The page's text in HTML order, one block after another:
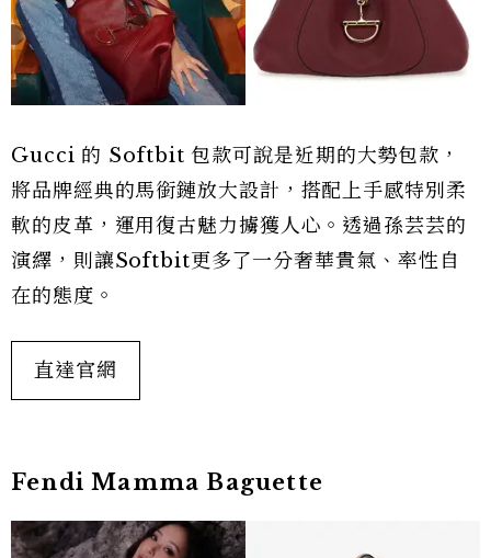
Gucci 的 Softbit 包款可說是近期的大勢包款，
將品牌經典的馬銜鏈放大設計，搭配上手感特別柔
軟的皮革，運用復古魅力擄獲人心。透過孫芸芸的
演繹，則讓Softbit更多了一分奢華貴氣、率性自
在的態度。
直達官網
Fendi Mamma Baguette